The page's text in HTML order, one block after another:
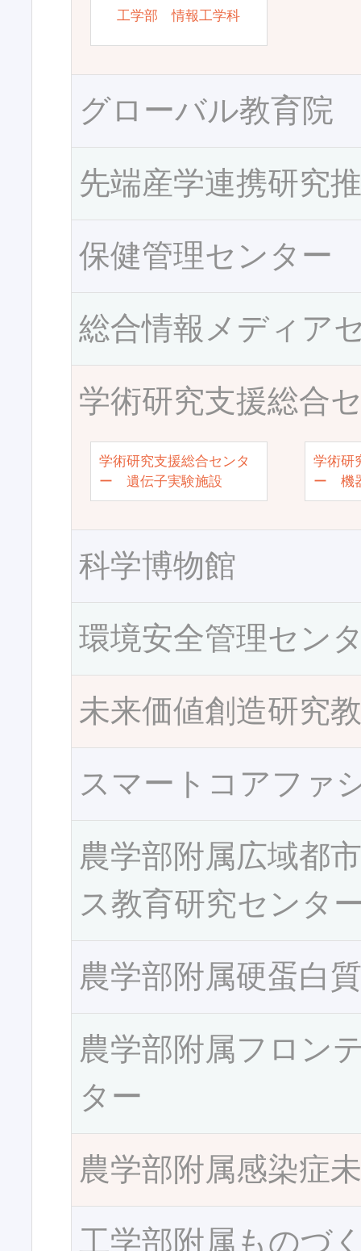
工学部 情報工学科
グローバル教育院
先端産学連携研究
保健管理センター
総合情報メディア
学術研究支援総合
学術研究支援総合センタ
ー 遺伝子実験施設
学術研
ー 機
科学博物館
環境安全管理セン
未来価値創造研究
スマートコアファ
農学部附属広域都
ス教育研究センタ
農学部附属硬蛋白
農学部附属フロン
ター
農学部附属感染症
工学部附属ものづ